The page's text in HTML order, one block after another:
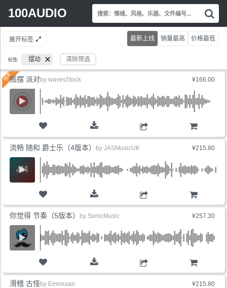
100AUDIO
Search
索
情
绪
乐
展开标签
标签: 摆动 清除筛选
最新上线 销量最高 价格最低
¥166.00
摇摆 派对by wavesStock
¥215.80
购物车
流畅 随和 爵士乐（4版本） by JASMusicUK
¥257.30
购物车
你觉得 节奏（5版本） by SonicMusic
¥215.80
滑稽 古怪by Emmraan